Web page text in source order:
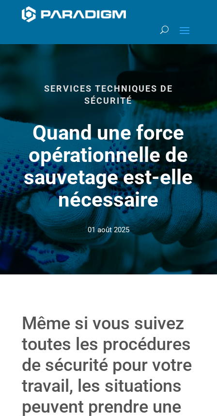
SERVICES TECHNIQUES DE
SÉCURITÉ
Quand une force
opérationnelle de
sauvetage est-elle
nécessaire
01 août 2025
Même si vous suivez
toutes les procédures
de sécurité pour votre
travail, les situations
peuvent prendre une